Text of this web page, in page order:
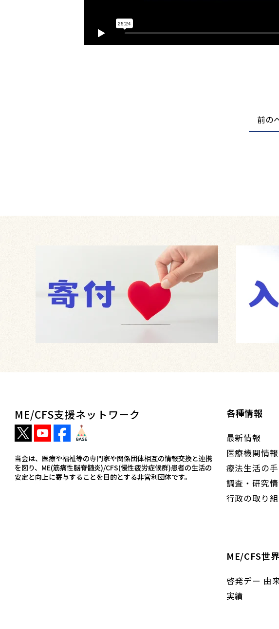
前の
ME/CFS支援ネットワーク
当会は、医療や福祉等の専門家や関係団体相互の情報交換と連携
を図り、ME(筋痛性脳脊髄炎)/CFS(慢性疲労症候群)患者の生活の
安定と向上に寄与することを目的とする非営利団体です。
各種情報
最新情報
医療機関情報
療法生活の
調査・研究
行政の取り
ME/CFS世
啓発デー 由
実績